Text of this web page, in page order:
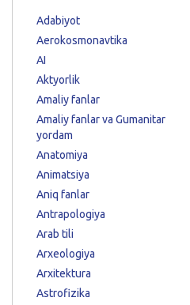
Adabiyot
Aerokosmonavtika
AI
Aktyorlik
Amaliy fanlar
Amaliy fanlar va Gumanitar
yordam
Anatomiya
Animatsiya
Aniq fanlar
Antrapologiya
Arab tili
Arxeologiya
Arxitektura
Astrofizika